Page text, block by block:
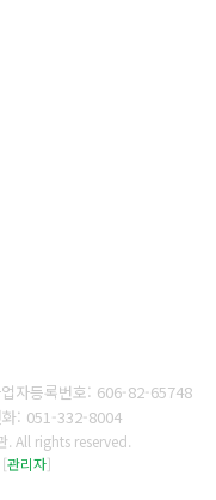
자등록번호: 606-82-65748
: 051-332-8004
All rights reserved.
[관리자]